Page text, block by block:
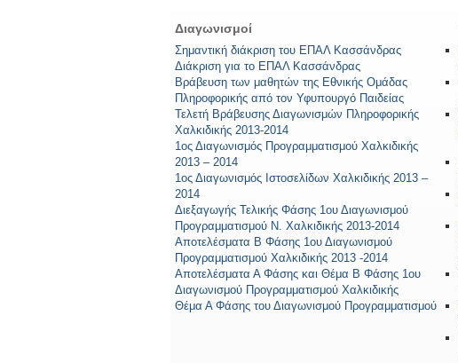
Διαγωνισμοί
Σημαντική διάκριση του ΕΠΑΛ Κασσάνδρας
Διάκριση για το ΕΠΑΛ Κασσάνδρας
Βράβευση των μαθητών της Εθνικής Ομάδας
Πληροφορικής από τον Υφυπουργό Παιδείας
Τελετή Βράβευσης Διαγωνισμών Πληροφορικής
Χαλκιδικής 2013-2014
1ος Διαγωνισμός Προγραμματισμού Χαλκιδικής
2013 – 2014
1ος Διαγωνισμός Ιστοσελίδων Χαλκιδικής 2013 –
2014
Διεξαγωγής Τελικής Φάσης 1ου Διαγωνισμού
Προγραμματισμού Ν. Χαλκιδικής 2013-2014
Αποτελέσματα Β Φάσης 1ου Διαγωνισμού
Προγραμματισμού Χαλκιδικής 2013 -2014
Αποτελέσματα Α Φάσης και Θέμα Β Φάσης 1ου
Διαγωνισμού Προγραμματισμού Χαλκιδικής
Θέμα Α Φάσης του Διαγωνισμού Προγραμματισμού